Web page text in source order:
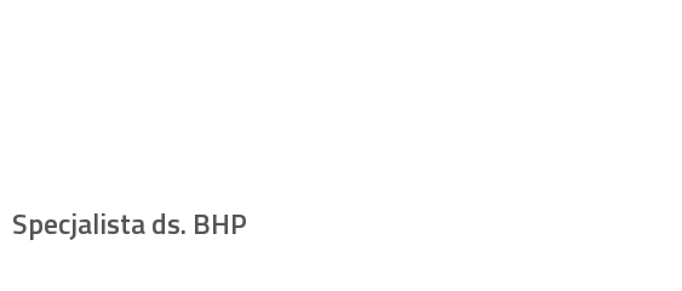
Specjalista ds. BHP